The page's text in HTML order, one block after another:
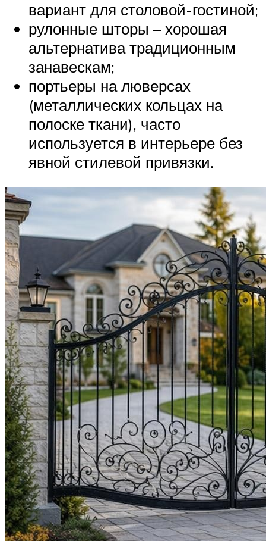
вариант для столовой-гостиной;
рулонные шторы – хорошая
альтернатива традиционным
занавескам;
портьеры на люверсах
(металлических кольцах на
полоске ткани), часто
используется в интерьере без
явной стилевой привязки.